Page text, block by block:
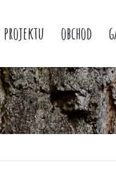
projektu obchod